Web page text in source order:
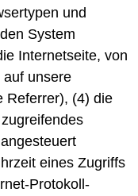
und
System
Internetseite, von
unsere
Referrer), (4) die
eines Zugriffs
Protokoll-